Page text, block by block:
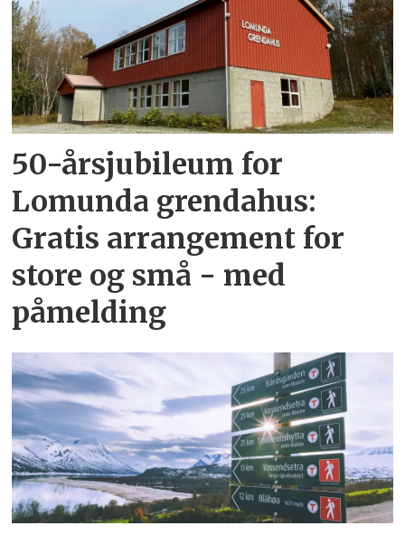
50-årsjubileum for
Lomunda grendahus:
Gratis arrangement for
store og små - med
påmelding